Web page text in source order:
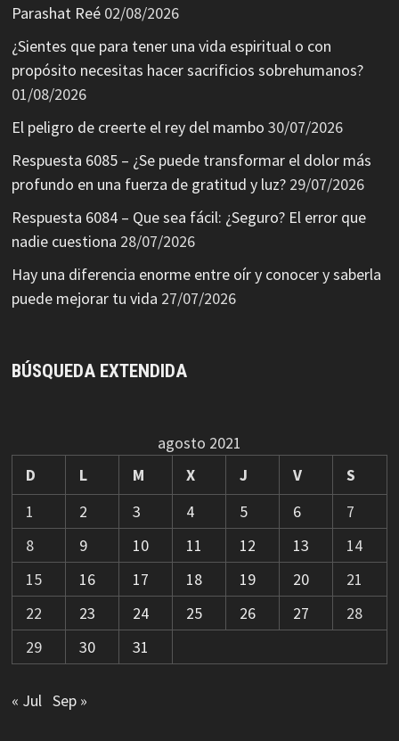
Parashat Reé 02/08/2026
¿Sientes que para tener una vida espiritual o con
propósito necesitas hacer sacrificios sobrehumanos?
01/08/2026
El peligro de creerte el rey del mambo 30/07/2026
Respuesta 6085 – ¿Se puede transformar el dolor más
profundo en una fuerza de gratitud y luz? 29/07/2026
Respuesta 6084 – Que sea fácil: ¿Seguro? El error que
nadie cuestiona 28/07/2026
Hay una diferencia enorme entre oír y conocer y saberla
puede mejorar tu vida 27/07/2026
BÚSQUEDA EXTENDIDA
agosto 2021
D
L M X J V
S
1
2 3 4 5 6
7
8
9 10 11 12 13
14
15
16 17 18 19 20
21
22
23 24 25 26 27
28
29
30 31
« Jul Sep »